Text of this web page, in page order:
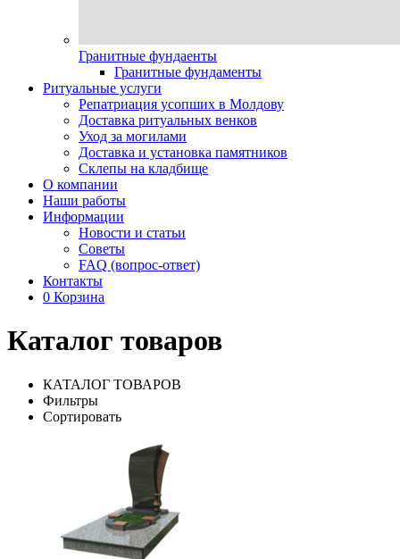
Гранитные фундаенты
Гранитные фундаменты
Ритуальные услуги
Репатриация усопших в Молдову
Доставка ритуальных венков
Уход за могилами
Доставка и установка памятников
Склепы на кладбище
О компании
Наши работы
Информации
Новости и статьи
Советы
FAQ (вопрос-ответ)
Контакты
0 Корзина
Каталог товаров
КАТАЛОГ ТОВАРОВ
Фильтры
Сортировать